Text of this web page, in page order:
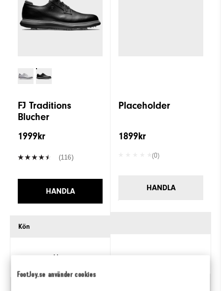
FootJoy.se använder cookies
FJ Traditions
Blucher
1999kr
(116)
HANDLA
Kön
Herr
Placeholder
1899kr
(0)
HANDLA